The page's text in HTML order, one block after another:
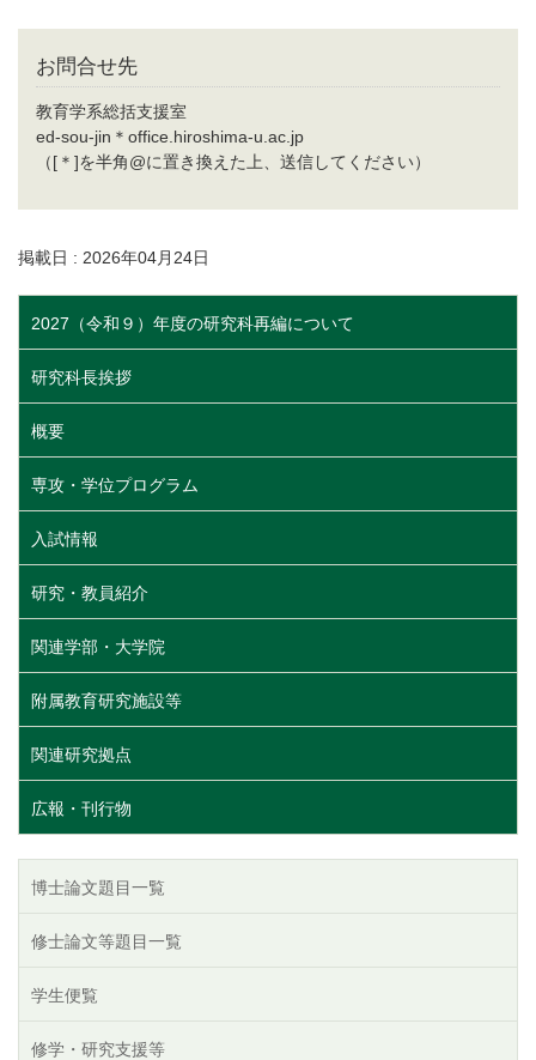
お問合せ先
教育学系総括支援室
ed-sou-jin＊office.hiroshima-u.ac.jp
（[＊]を半角@に置き換えた上、送信してください）
掲載日 : 2026年04月24日
2027（令和９）年度の研究科再編について
研究科長挨拶
概要
専攻・学位プログラム
入試情報
研究・教員紹介
関連学部・大学院
附属教育研究施設等
関連研究拠点
広報・刊行物
博士論文題目一覧
修士論文等題目一覧
学生便覧
修学・研究支援等